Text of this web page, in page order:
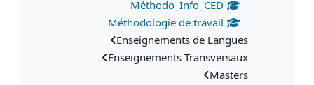
Méthodo_Info_CED
Méthodologie de travail
Enseignements de Langues
Enseignements Transversaux
Masters